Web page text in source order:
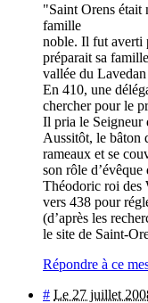
"Saint Orens était
famille
noble. Il fut averti
préparait sa
vallée du
En 410, une
chercher pour le
Il pria le Seigneur
Aussitôt, le bâton
rameaux et se
son rôle
Théodoric roi des
vers 438 pour
(d’après les
le site de Saint-
Répondre à ce
# Le 27 juillet